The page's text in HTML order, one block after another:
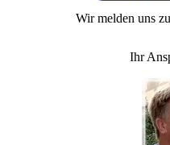
Wir melden uns
Ihr